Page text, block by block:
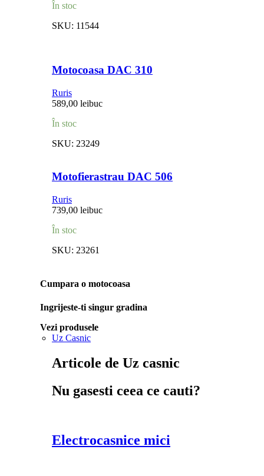
În stoc
SKU: 11544
Motocoasa DAC 310
Ruris
589,00 leibuc
În stoc
SKU: 23249
Motofierastrau DAC 506
Ruris
739,00 leibuc
În stoc
SKU: 23261
Cumpara o motocoasa
Ingrijeste-ti singur gradina
Vezi produsele
Uz Casnic
Articole de Uz casnic
Nu gasesti ceea ce cauti?
Electrocasnice mici